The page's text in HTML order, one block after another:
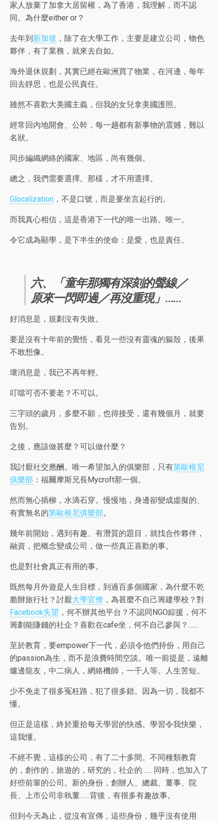
家人放棄了加拿大居留權，為了香港，我理解，而不認
同。為什麼either or？
去年到新加坡 ，除了在大學工作，主要是建立公司，物色
夥伴，有了業務，就來去自如。
海外退休規劃，其實已經在歐洲買了物業，在河邊，每年
回去靜思，也是公民責任。
雖然不喜歡大美國主義，但我的女兒拿美國護照。
經常回內地開會、公幹，每一趟都有新事物的震撼，難以
名狀。
同步編織網絡的國家、地區，尚有幾個。
總之，我們需要選擇。那樣，才不用選擇。
Glocalization ，不是口號，而是要坐言起行的。
而我真心相信，這是香港下一代的唯一出路。唯一。
令它成為顯學，是下半生的使命：是愛，也是責任。
六、「童年那獨有深刻的聲線／
原來一閃即過／再沒重現」……
好消息是，規劃沒有失敗。
要是沒有十年前的覺悟，看見一些沒有靈魂的軀殼，後果
不敢想像。
壞消息是，我已不再年輕。
叮噹可否不要老？不可以。
三字頭的歲月，多麼不願，也得接受，還有幾個月，就要
告別。
之後，應該做甚麼？可以做什麼？
我討厭社交應酬。唯一希望加入的俱樂部，只有第歐根尼
俱樂部 ：福爾摩斯兄長Mycroft那一個。
然而無心插柳，水滴石穿。慢慢地，身邊卻變成虛擬的、
有實無名的第歐根尼俱樂部。
幾年前開始，遇到有趣、有潛質的題目，就找合作夥伴，
融資，把概念變成公司，做一些真正喜歡的事。
也是對社會真正有用的事。
既然每月外遊是人生目標，到過百多個國家，為什麼不乾
脆辦旅行社？討厭大學官僚 ，為甚麼不自己籌建學校？對
Facebook失望 ，何不辦其他平台？不認同NGO綜援，何不
籌劃能賺錢的社企？喜歡在cafe坐，何不自己參與？……
至於教育，要empower下一代，必須令他們持份，用自己
的passion為生，而不是浪費時間空談。唯一前提是，遠離
爐邊龍友，中二病人，網絡機師，一干人等。人生苦短。
少不免走了很多冤枉路，犯了很多錯。因為一切，我都不
懂。
但正是這樣，終於重拾每天學習的快感。學習令我快樂，
這我懂。
不經不覺，這樣的公司，有了二十多間。不同種類教育
的，創作的，旅遊的，研究的，社企的…… 同時，也加入了
好些前輩的公司。新的身份，創辦人、總裁、董事、院
長、上市公司非執董……背後，有很多有趣故事。
但到今天為止，從沒有宣傳，這些身份，幾乎沒有使用